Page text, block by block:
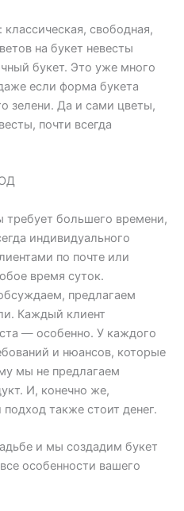
свободная,
на букет невесты
букет. Это уже много
если форма букета
зелени. Да и сами цветы,
почти всегда
требует большего времени,
индивидуального
по почте или
время суток.
предлагаем
Каждый клиент
— особенно. У каждого
и нюансов, которые
мы не предлагаем
И, конечно же,
также стоит денег.
и мы создадим букет
особенности вашего